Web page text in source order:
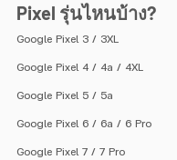
Pixel รุ่นไหนบ้าง?
Google Pixel 3 / 3XL
Google Pixel 4 / 4a / 4XL
Google Pixel 5 / 5a
Google Pixel 6 / 6a / 6 Pro
Google Pixel 7 / 7 Pro